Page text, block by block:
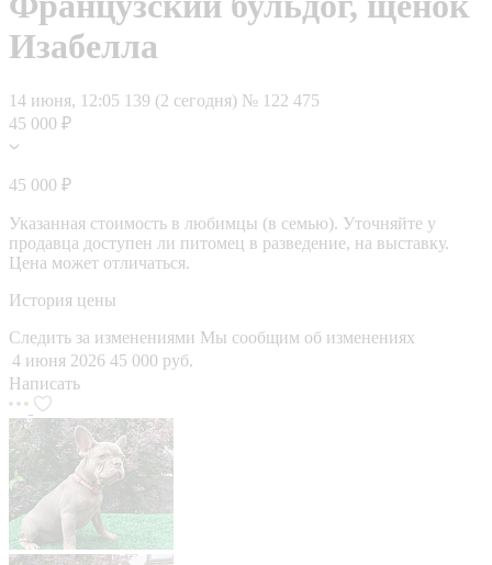
Изабелла
14 июня, 12:05 139 (2 сегодня) № 122 475
45 000 ₽
45 000 ₽
Указанная стоимость в любимцы (в семью). Уточняйте у
продавца доступен ли питомец в разведение, на выставку.
Цена может отличаться.
История цены
Следить за изменениями Мы сообщим об изменениях
4 июня 2026 45 000 руб.
Написать